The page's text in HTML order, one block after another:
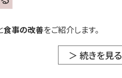
食事の改善をご紹介します。
＞ 続きを見る